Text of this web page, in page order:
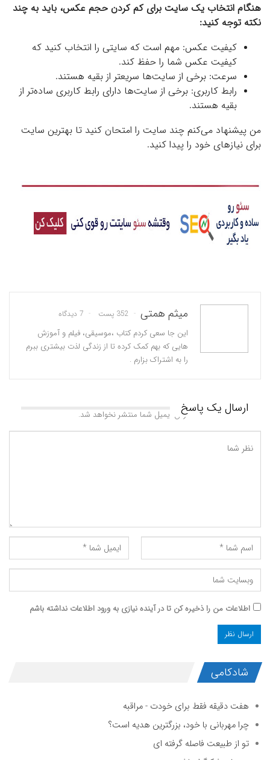
هنگام انتخاب یک سایت برای کم کردن حجم عکس، باید به چند
نکته توجه کنید:
کیفیت عکس: مهم است که سایتی را انتخاب کنید که
کیفیت عکس شما را حفظ کند.
سرعت: برخی از سایت‌ها سریعتر از بقیه هستند.
رابط کاربری: برخی از سایت‌ها دارای رابط کاربری ساده‌تر از
بقیه هستند.
من پیشنهاد می‌کنم چند سایت را امتحان کنید تا بهترین سایت
برای نیازهای خود را پیدا کنید.
میثم همتی 352 پست 7 دیدگاه
این جا سعی کردم کتاب ،موسیقی، فیلم و آموزش
هایی که بهم کمک کرده تا از زندگی لذت بیشتری ببرم
را به اشتراک بزارم .
ارسال یک پاسخآدرس ایمیل شما منتشر نخواهد شد.
اطلاعات من را ذخیره کن تا در آینده نیازی به ورود اطلاعات نداشته باشم
شادکامی
هفت دقیقه فقط برای خودت - مراقبه
چرا مهربانی با خود، بزرگترین هدیه است؟
تو از طبیعت فاصله گرفته ای